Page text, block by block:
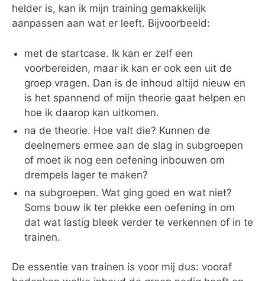
helder is, kan ik mijn training gemakkelijk
aanpassen aan wat er leeft. Bijvoorbeeld:
met de startcase. Ik kan er zelf een
voorbereiden, maar ik kan er ook een uit de
groep vragen. Dan is de inhoud altijd nieuw en
is het spannend of mijn theorie gaat helpen en
hoe ik daarop kan uitkomen.
na de theorie. Hoe valt die? Kunnen de
deelnemers ermee aan de slag in subgroepen
of moet ik nog een oefening inbouwen om
drempels lager te maken?
na subgroepen. Wat ging goed en wat niet?
Soms bouw ik ter plekke een oefening in om
dat wat lastig bleek verder te verkennen of in te
trainen.
De essentie van trainen is voor mij dus: vooraf